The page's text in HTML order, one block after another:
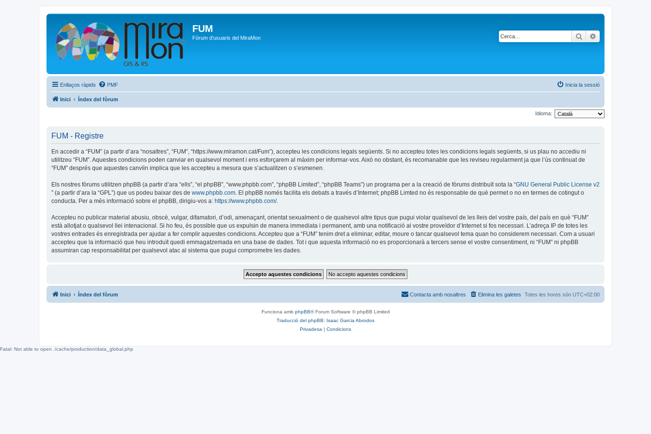
FUM
Fòrum d'usuaris del MiraMon Cerca
Enllaços ràpids PMF Inicia la sessió
Inici Índex del fòrum
Idioma:
FUM - Registre
En accedir a “FUM” (a partir d’ara “nosaltres”, “FUM”, “https://www.miramon.cat/Fum”), accepteu les condicions legals següents. Si no accepteu totes les condicions legals següents, si us plau no accediu ni
utilitzeu “FUM”. Aquestes condicions poden canviar en qualsevol moment i ens esforçarem al màxim per informar-vos. Això no obstant, és recomanable que les reviseu regularment ja que l’ús continuat de
“FUM” després que aquestes canvïin implica que les accepteu a mesura que s’actualitzen o s’esmenen.
Els nostres fòrums utilitzen phpBB (a partir d’ara “ells”, “el phpBB”, “www.phpbb.com”, “phpBB Limited”, “phpBB Teams”) un programa per a la creació de fòrums distribuït sota la “GNU General Public License v2
” (a partir d’ara la “GPL”) que us podeu baixar des de www.phpbb.com . El phpBB només facilita els debats a través d’Internet; phpBB Limted no és responsable de què permet o no en termes de cotingut o
conducta. Per a més informació sobre el phpBB, dirigiu-vos a: https://www.phpbb.com/.
Accepteu no publicar material abusiu, obscè, vulgar, difamatori, d’odi, amenaçant, orientat sexualment o de qualsevol altre tipus que pugui violar qualsevol de les lleis del vostre país, del país en què “FUM”
està allotjat o qualsevol llei intenacional. Si ho feu, és possible que us expulsin de manera immediata i permanent, amb una notificació al vostre proveïdor d’Internet si fos necessari. L’adreça IP de totes les
vostres entrades és enregistrada per ajudar a fer complir aquestes condicions. Accepteu que a “FUM” tenim dret a eliminar, editar, moure o tancar qualsevol tema quan ho considerem necessari. Com a usuari
accepteu que la informació que heu introduït quedi emmagatzemada en una base de dades. Tot i que aquesta informació no es proporcionarà a tercers sense el vostre consentiment, ni “FUM” ni phpBB
assumiran cap responsabilitat per qualsevol atac al sistema que pugui comprometre les dades.
Inici Índex del fòrum Totes les hores són UTC+02:00
Elimina les galetes
Contacta amb nosaltres
Funciona amb phpBB® Forum Software © phpBB Limited
Traducció del phpBB: Isaac Garcia Abrodos
Privadesa | Condicions
Fatal: Not able to open ./cache/production/data_global.php